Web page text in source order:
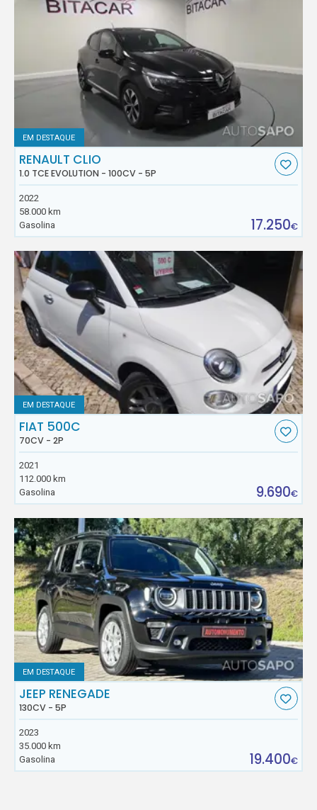
EM DESTAQUE
RENAULT CLIO
1.0 TCE EVOLUTION - 100CV - 5P
2022
58.000 km
Gasolina
17.250€
EM DESTAQUE
FIAT 500C
70CV - 2P
2021
112.000 km
Gasolina
9.690€
EM DESTAQUE
JEEP RENEGADE
130CV - 5P
2023
35.000 km
Gasolina
19.400€